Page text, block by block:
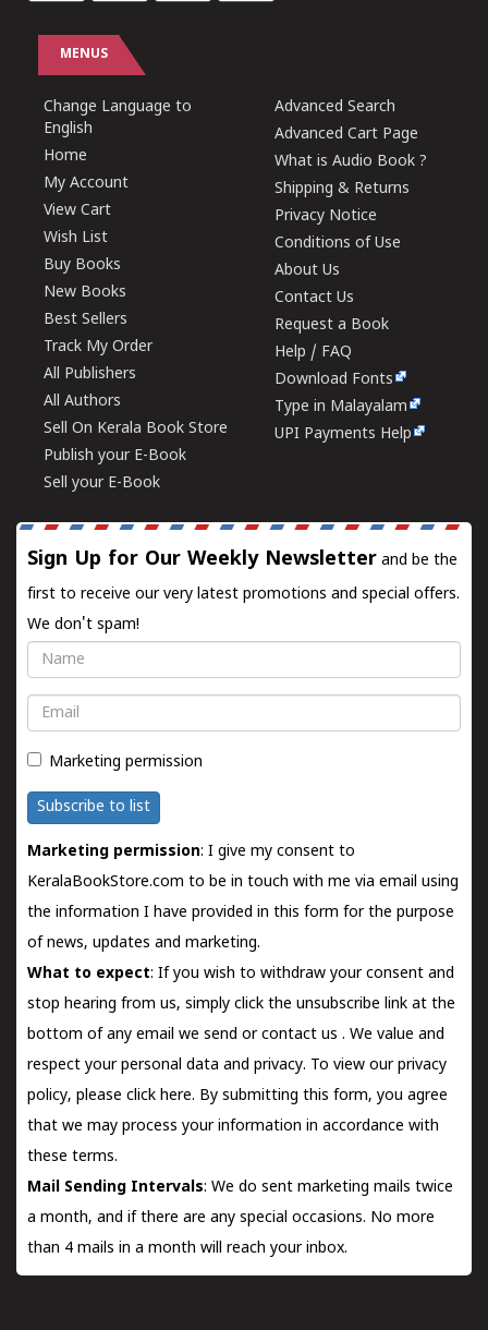
MENUS
Change Language to
English
Home
My Account
View Cart
Wish List
Buy Books
New Books
Best Sellers
Track My Order
All Publishers
All Authors
Sell On Kerala Book Store
Publish your E-Book
Sell your E-Book
Advanced Search
Advanced Cart Page
What is Audio Book ?
Shipping & Returns
Privacy Notice
Conditions of Use
About Us
Contact Us
Request a Book
Help / FAQ
Download Fonts
Type in Malayalam
UPI Payments Help
Sign Up for Our Weekly Newsletter and be the
first to receive our very latest promotions and special offers.
We don't spam!
Name
Email
Marketing permission
Subscribe to list
Marketing permission: I give my consent to
KeralaBookStore.com to be in touch with me via email using
the information I have provided in this form for the purpose
of news, updates and marketing.
What to expect: If you wish to withdraw your consent and
stop hearing from us, simply click the unsubscribe link at the
bottom of any email we send orcontact us . We value and
respect your personal data and privacy. To view our privacy
policy, please click here. By submitting this form, you agree
that we may process your information in accordance with
these terms.
Mail Sending Intervals: We do sent marketing mails twice
a month, and if there are any special occasions. No more
than 4 mails in a month will reach your inbox.